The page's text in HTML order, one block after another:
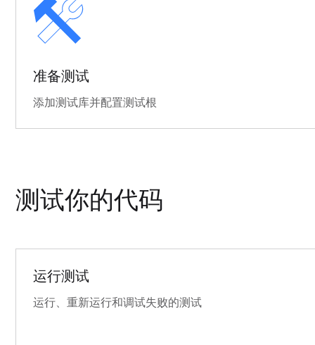
准备测试
添加测试库并配置测试根
测试你的代码
运行测试
运行、重新运行和调试失败的测试